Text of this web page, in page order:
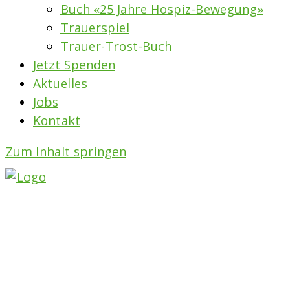
Buch «25 Jahre Hospiz-Bewegung»
Trauerspiel
Trauer-Trost-Buch
Jetzt Spenden
Aktuelles
Jobs
Kontakt
Zum Inhalt springen